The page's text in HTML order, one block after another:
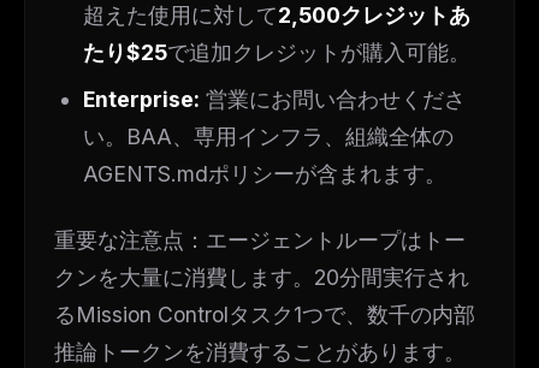
超えた使用に対して2,500クレジットあ
たり$25で追加クレジットが購入可能。
Enterprise: 営業にお問い合わせくださ
い。BAA、専用インフラ、組織全体の
AGENTS.mdポリシーが含まれます。
重要な注意点：エージェントループはトー
クンを大量に消費します。20分間実行され
るMission Controlタスク1つで、数千の内部
推論トークンを消費することがあります。